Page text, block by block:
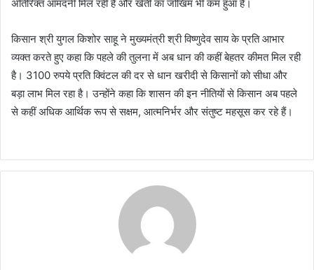
अतिरिक्त आमदनी मिल रही है और खेती का जोखिम भी कम हुआ है।
किसान श्री युगल किशोर साहू ने मुख्यमंत्री श्री विष्णुदेव साय के प्रति आभार
व्यक्त करते हुए कहा कि पहले की तुलना में अब धान की कहीं बेहतर कीमत मिल रही
है। 3100 रुपये प्रति क्विंटल की दर से धान खरीदी से किसानों को सीधा और
बड़ा लाभ मिल रहा है। उन्होंने कहा कि शासन की इन नीतियों से किसान अब पहले
से कहीं अधिक आर्थिक रूप से सक्षम, आत्मनिर्भर और संतुष्ट महसूस कर रहे हैं।